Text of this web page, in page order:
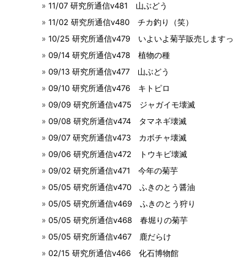
11/07 研究所通信v481 山ぶどう
11/02 研究所通信v480 チカ釣り（笑）
10/25 研究所通信v479 いよいよ菊芋販売しますっ
09/14 研究所通信v478 植物の種
09/13 研究所通信v477 山ぶどう
09/10 研究所通信v476 キトピロ
09/09 研究所通信v475 ジャガイモ壊滅
09/08 研究所通信v474 タマネギ壊滅
09/07 研究所通信v473 カボチャ壊滅
09/06 研究所通信v472 トウキビ壊滅
09/02 研究所通信v471 今年の菊芋
05/05 研究所通信v470 ふきのとう醤油
05/05 研究所通信v469 ふきのとう狩り
05/05 研究所通信v468 春堀りの菊芋
05/05 研究所通信v467 鹿だらけ
02/15 研究所通信v466 化石博物館